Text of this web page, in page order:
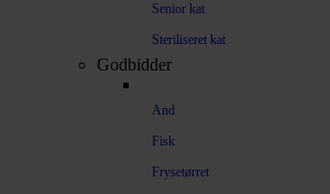
Senior kat
Steriliseret kat
Godbidder
And
Fisk
Frysetørret